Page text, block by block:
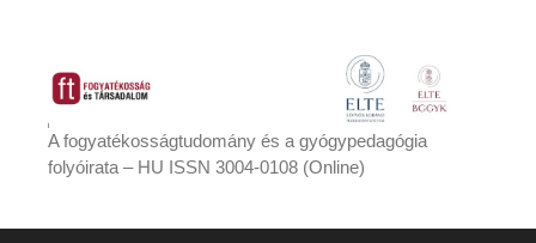
tartalomba
A fogyatékosságtudomány és a gyógypedagógia
folyóirata – HU ISSN 3004-0108 (Online)